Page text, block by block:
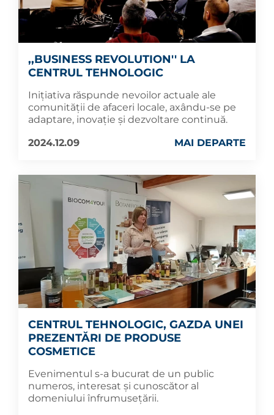
,,BUSINESS REVOLUTION'' LA
CENTRUL TEHNOLOGIC
Inițiativa răspunde nevoilor actuale ale
comunității de afaceri locale, axându-se pe
adaptare, inovație și dezvoltare continuă.
2024.12.09
MAI DEPARTE
CENTRUL TEHNOLOGIC, GAZDA UNEI
PREZENTĂRI DE PRODUSE
COSMETICE
Evenimentul s-a bucurat de un public
numeros, interesat și cunoscător al
domeniului înfrumusețării.